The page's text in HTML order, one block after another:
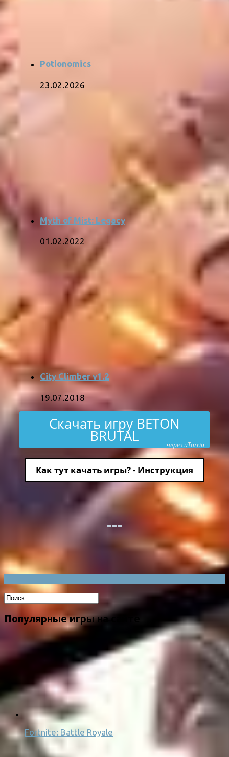
Potionomics
23.02.2026
Myth of Mist: Legacy
01.02.2022
City Climber v1.2
19.07.2018
Скачать игру BETON
BRUTAL через uTorria
Как тут качать игры? - Инструкция
Популярные игры на сайте
Fortnite: Battle Royale